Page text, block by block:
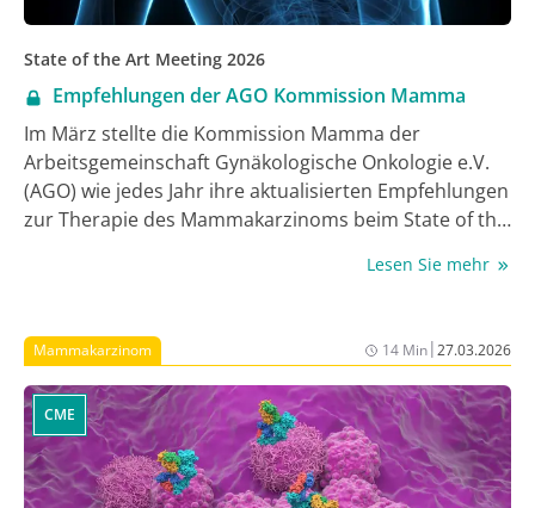
State of the Art Meeting 2026
Empfehlungen der AGO Kommission Mamma
Im März stellte die Kommission Mamma der
Arbeitsgemeinschaft Gynäkologische Onkologie e.V.
(AGO) wie jedes Jahr ihre aktualisierten Empfehlungen
zur Therapie des Mammakarzinoms beim State of the
Bericht mit dem Fokus Systemtherapie finden Sie eine
Die umfangreichsten Änderungen betrafen das
metastasierte Mammakarzinom (mBC).
Lesen Sie mehr
Mammakarzinom 14 Min|27.03.2026
CME